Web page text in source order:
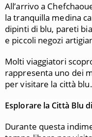
All’arrivo a
la tranquilla medina
dipinti di blu, pareti
e piccoli negozi
Molti viaggiatori
rappresenta uno dei
per visitare la città blu.
Esplorare la Città Blu
Durante questa